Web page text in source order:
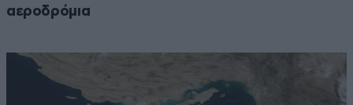
αεροδρόμια